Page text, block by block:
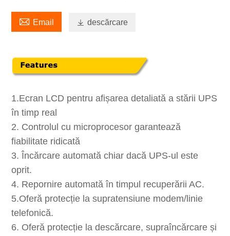
 Email  descărcare
1.Ecran LCD pentru afișarea detaliată a stării UPS
în timp real
2. Controlul cu microprocesor garantează
fiabilitate ridicată
3. Încărcare automată chiar dacă UPS-ul este
oprit.
4. Repornire automată în timpul recuperării AC.
5.Oferă protecție la supratensiune modem/linie
telefonică.
6. Oferă protecție la descărcare, supraîncărcare și